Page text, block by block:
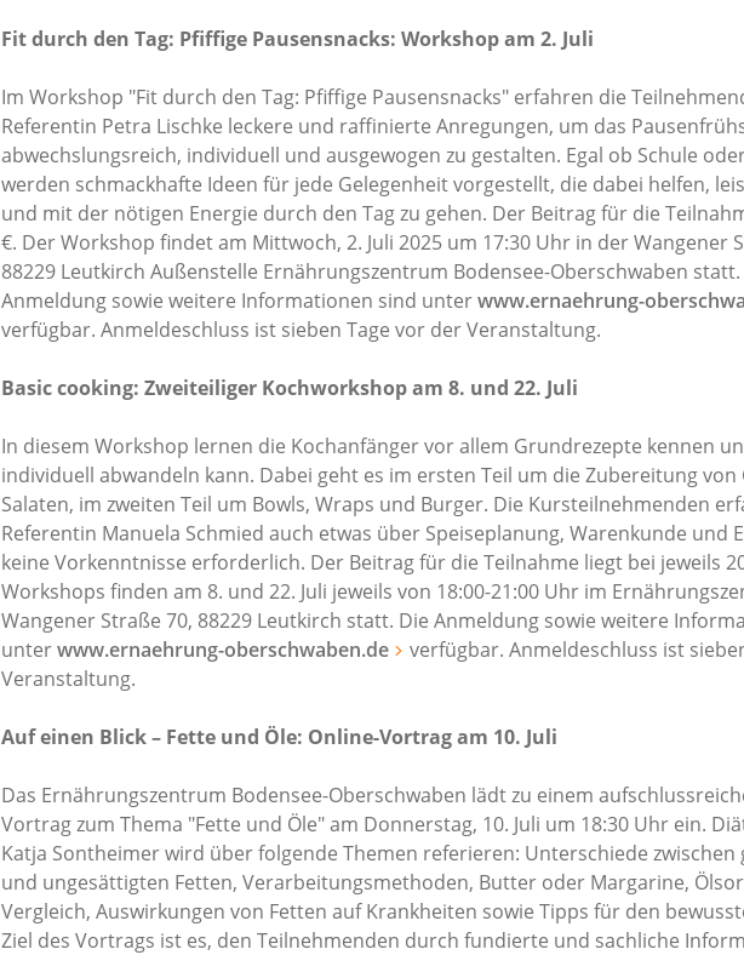
Fit durch den Tag: Pfiffige Pausensnacks: Workshop am 2. Juli
Im Workshop "Fit durch den Tag: Pfiffige Pausensnacks" erfahren die
Referentin Petra Lischke leckere und raffinierte Anregungen, um das
abwechslungsreich, individuell und ausgewogen zu gestalten. Egal ob Schule
werden schmackhafte Ideen für jede Gelegenheit vorgestellt, die dabei helfen,
und mit der nötigen Energie durch den Tag zu gehen. Der Beitrag für die
€. Der Workshop findet am Mittwoch, 2. Juli 2025 um 17:30 Uhr in der Wangener
88229 Leutkirch Außenstelle Ernährungszentrum Bodensee-Oberschwaben statt.
Anmeldung sowie weitere Informationen sind unterwww.ernaehrung-
verfügbar. Anmeldeschluss ist sieben Tage vor der Veranstaltung.
Basic cooking: Zweiteiliger Kochworkshop am 8. und 22. Juli
In diesem Workshop lernen die Kochanfänger vor allem Grundrezepte kennen
individuell abwandeln kann. Dabei geht es im ersten Teil um die Zubereitung von
Salaten, im zweiten Teil um Bowls, Wraps und Burger. Die Kursteilnehmenden
Referentin Manuela Schmied auch etwas über Speiseplanung, Warenkunde und
keine Vorkenntnisse erforderlich. Der Beitrag für die Teilnahme liegt bei jeweils
Workshops finden am 8. und 22. Juli jeweils von 18:00-21:00 Uhr im
Wangener Straße 70, 88229 Leutkirch statt. Die Anmeldung sowie weitere
unterwww.ernaehrung-oberschwaben.de
verfügbar. Anmeldeschluss ist
Veranstaltung.
Auf einen Blick – Fette und Öle: Online-Vortrag am 10. Juli
Das Ernährungszentrum Bodensee-Oberschwaben lädt zu einem
Vortrag zum Thema "Fette und Öle" am Donnerstag, 10. Juli um 18:30 Uhr ein.
Katja Sontheimer wird über folgende Themen referieren: Unterschiede zwischen
und ungesättigten Fetten, Verarbeitungsmethoden, Butter oder Margarine,
Vergleich, Auswirkungen von Fetten auf Krankheiten sowie Tipps für den
Ziel des Vortrags ist es, den Teilnehmenden durch fundierte und sachliche